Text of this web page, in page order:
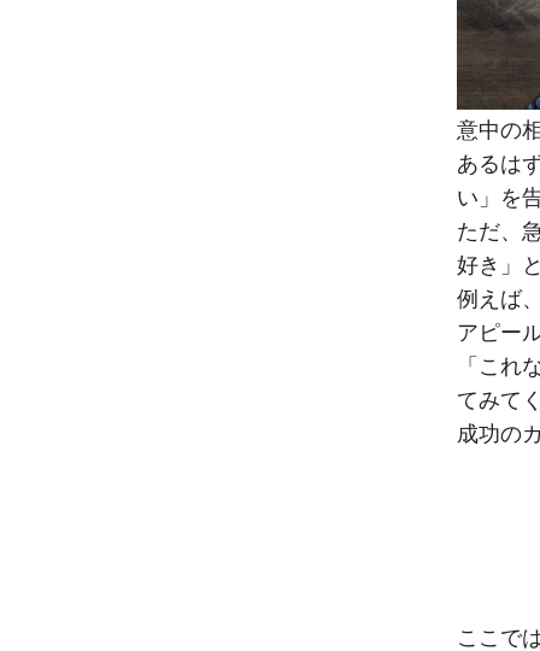
意中の
あるは
い」を
ただ、
好き」
例えば
アピー
「これ
てみて
成功の
ここで